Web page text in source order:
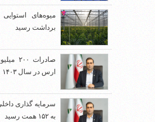
میوه‌های
برداشت رسید
ارس در سال ۱۴۰۳
سرمایه گذاری
به ۱۵۲ همت رسید